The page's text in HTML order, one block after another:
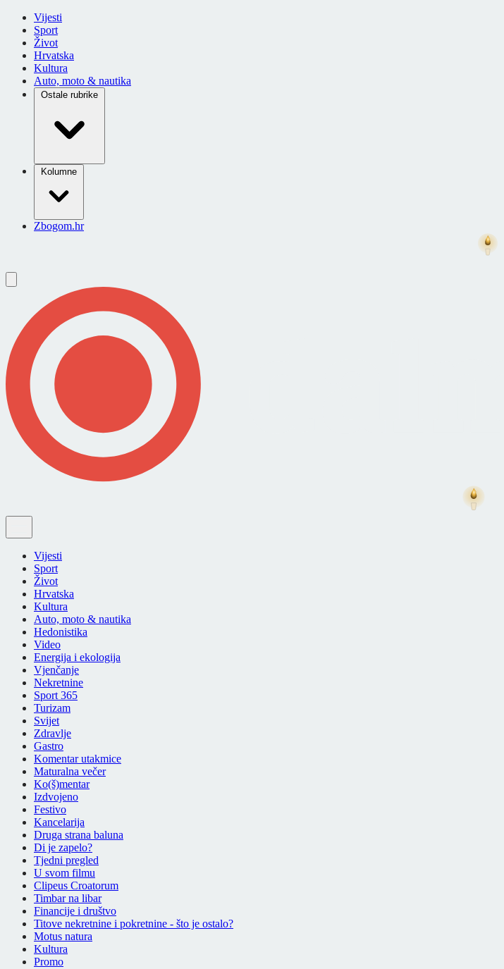
Vijesti
Sport
Život
Hrvatska
Kultura
Auto, moto & nautika
Ostale rubrike
Kolumne
Zbogom.hr
Vijesti
Sport
Život
Hrvatska
Kultura
Auto, moto & nautika
Hedonistika
Video
Energija i ekologija
Vjenčanje
Nekretnine
Sport 365
Turizam
Svijet
Zdravlje
Gastro
Komentar utakmice
Maturalna večer
Ko(š)mentar
Izdvojeno
Festivo
Kancelarija
Druga strana baluna
Di je zapelo?
Tjedni pregled
U svom filmu
Clipeus Croatorum
Timbar na libar
Financije i društvo
Titove nekretnine i pokretnine - što je ostalo?
Motus natura
Kultura
Promo